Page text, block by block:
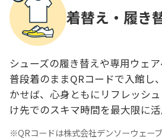
着替え・履き
シューズの履き替えや専用ウェア
普段着のままQRコードで入館し
かせば、心身ともにリフレッシ
け先でのスキマ時間を最大限に活
QRコードは株式会社デンソーウェー